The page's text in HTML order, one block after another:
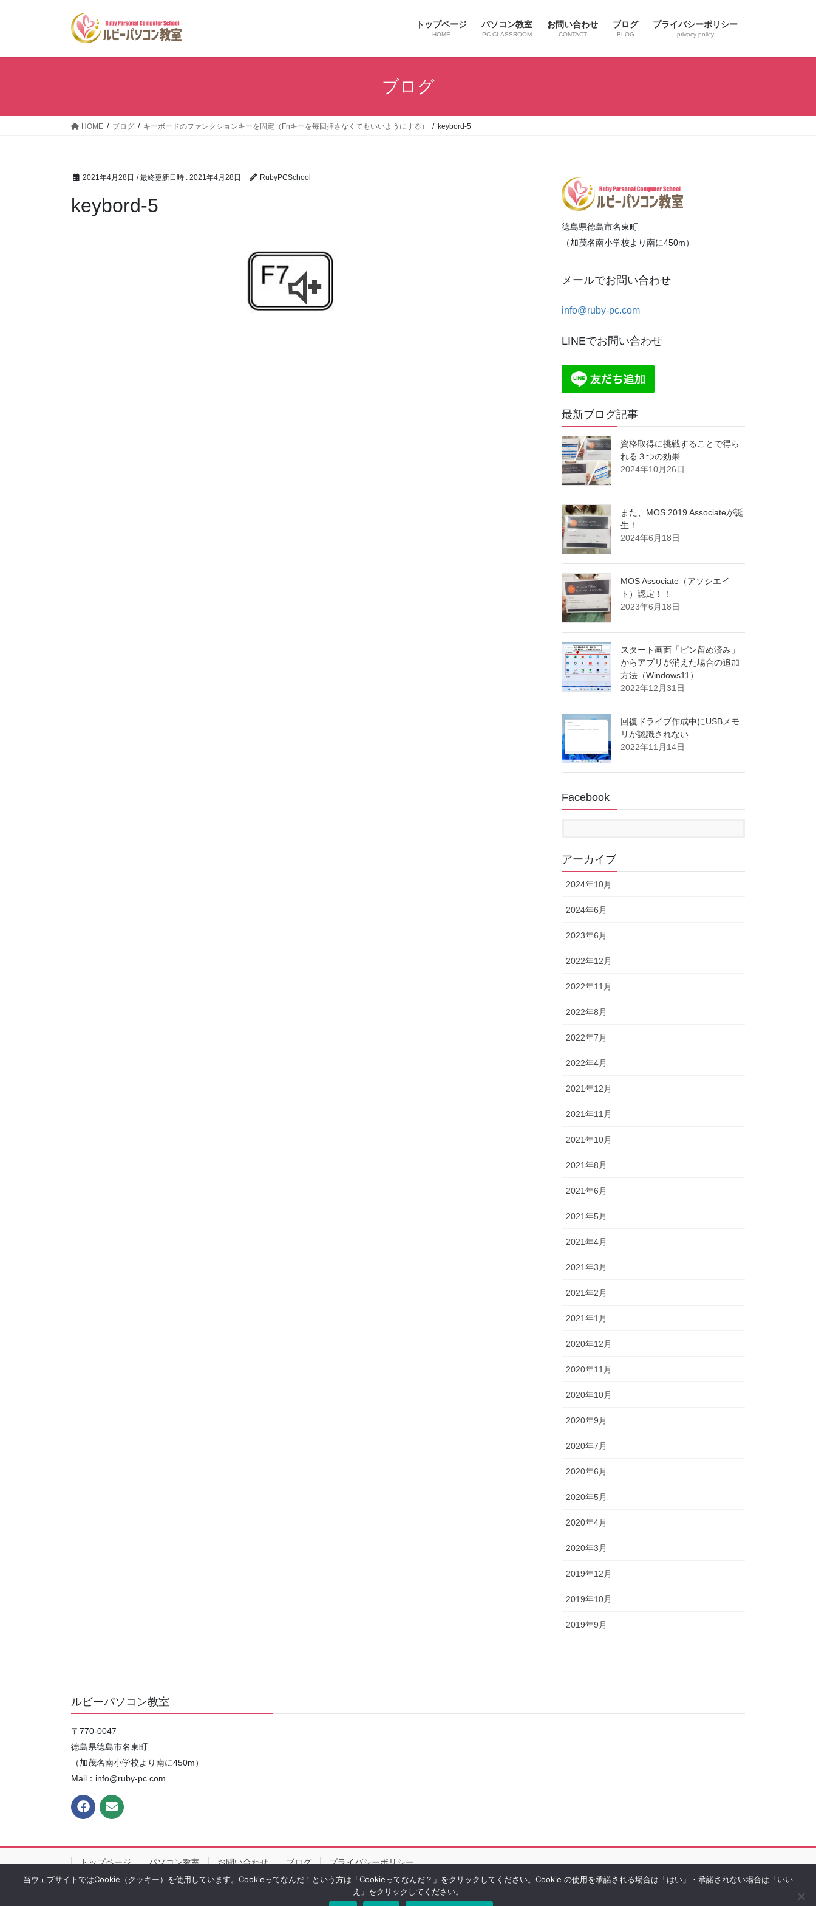
トップページ
HOME
パソコン教室
PC CLASSROOM
お問い合わせ
CONTACT
ブログ
BLOG
プライバシーポリシー
privacy policy
ブログ
HOME ブログ キーボードのファンクションキーを固定（Fnキーを毎回押さなくてもいいようにする） keybord-5
2021年4月28日 / 最終更新日時 : 2021年4月28日 RubyPCSchool
keybord-5
徳島県徳島市名東町
（加茂名南小学校より南に450m）
メールでお問い合わせ
info@ruby-pc.com
LINEでお問い合わせ
最新ブログ記事
資格取得に挑戦することで得ら
れる３つの効果
2024年10月26日
また、MOS 2019 Associateが誕
生！
2024年6月18日
MOS Associate（アソシエイ
ト）認定！！
2023年6月18日
スタート画面「ピン留め済み」
からアプリが消えた場合の追加
方法（Windows11）
2022年12月31日
回復ドライブ作成中にUSBメモ
リが認識されない
2022年11月14日
Facebook
アーカイブ
2024年10月
2024年6月
2023年6月
2022年12月
2022年11月
2022年8月
2022年7月
2022年4月
2021年12月
2021年11月
2021年10月
2021年8月
2021年6月
2021年5月
2021年4月
2021年3月
2021年2月
2021年1月
2020年12月
2020年11月
2020年10月
2020年9月
2020年7月
2020年6月
2020年5月
2020年4月
2020年3月
2019年12月
2019年10月
2019年9月
ルビーパソコン教室
〒770-0047
徳島県徳島市名東町
（加茂名南小学校より南に450m）
Mail：info@ruby-pc.com
トップページ パソコン教室 お問い合わせ ブログ プライバシーポリシー
Copyright © ルビーパソコン教室｜徳島市｜あなたのペースで学習できます All Rights Reserved.
当ウェブサイトではCookie（クッキー）を使用しています。Cookieってなんだ！という方は「Cookieってなんだ？」をクリックしてください。Cookie の使用を承諾される場合は「はい」・承諾されない場合は「いい
え」をクリックしてください。